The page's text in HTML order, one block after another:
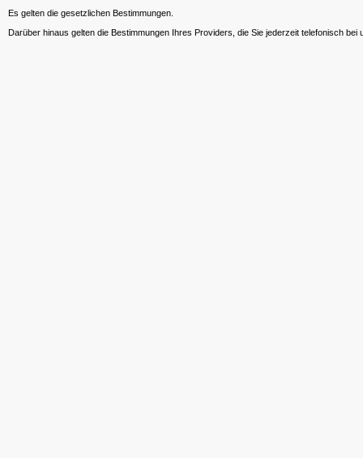
Es gelten die gesetzlichen Bestimmungen.
Darüber hinaus gelten die Bestimmungen Ihres Providers, die Sie jederzeit telefonisch bei